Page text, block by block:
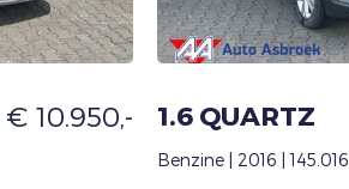
€ 10.950,- 1.6 QUARTZ
Benzine | 2016 | 145.016